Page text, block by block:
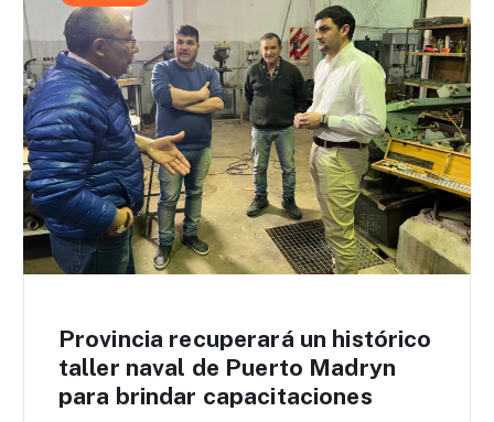
Provincia recuperará un histórico
taller naval de Puerto Madryn
para brindar capacitaciones